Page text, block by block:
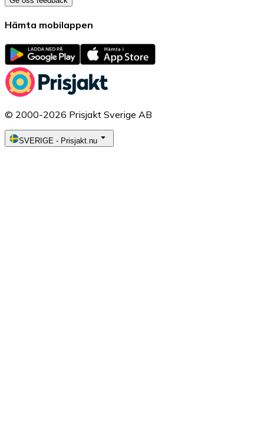
Hämta mobilappen
© 2000-2026 Prisjakt Sverige AB
SVERIGE - Prisjakt.nu